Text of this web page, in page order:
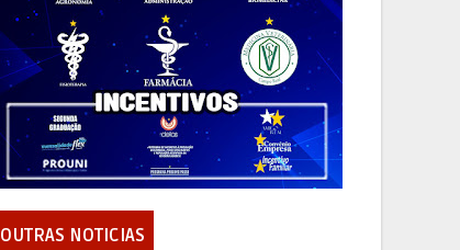
OUTRAS NOTICIAS